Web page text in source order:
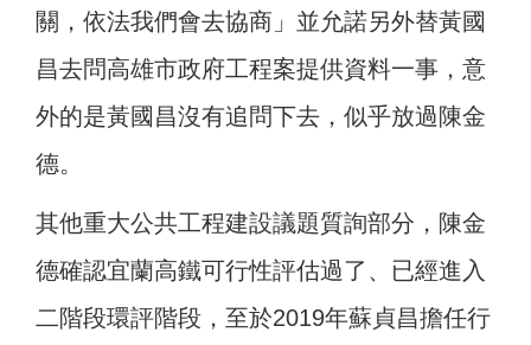
關，依法我們會去協商」並允諾另外替黃國
昌去問高雄市政府工程案提供資料一事，意
外的是黃國昌沒有追問下去，似乎放過陳金
德。
其他重大公共工程建設議題質詢部分，陳金
德確認宜蘭高鐵可行性評估過了、已經進入
二階段環評階段，至於2019年蘇貞昌擔任行